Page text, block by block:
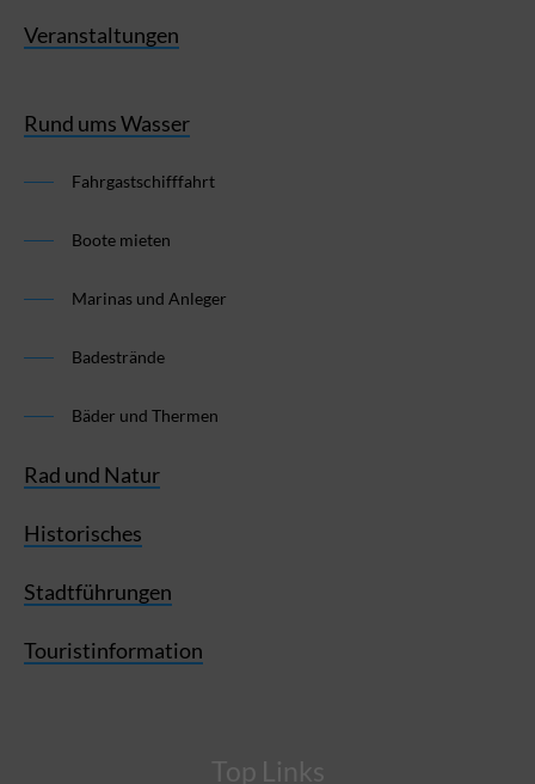
Veranstaltungen
Rund ums Wasser
Fahrgastschifffahrt
Boote mieten
Marinas und Anleger
Badestrände
Bäder und Thermen
Rad und Natur
Historisches
Stadtführungen
Touristinformation
Top Links